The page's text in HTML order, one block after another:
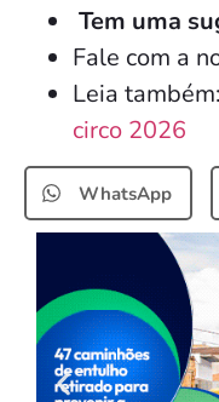
Tem uma
Fale com a
Leia também:
circo 2026
WhatsApp